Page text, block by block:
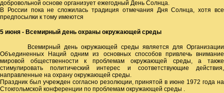
добровольной основе организует ежегодный День Солнца.
В России пока не сложилась традиция отмечания Дня Солнца, хотя все
предпосылки к тому имеются
5 июня - Всемирный день охраны окружающей среды
Всемирный день окружающей среды является для Организации
Объединенных Наций одним из основных способов привлечь внимание
мировой общественности к проблемам окружающей среды, а также
стимулировать политический интерес и соответствующие действия,
направленные на охрану окружающей среды.
Праздник был учрежден согласно резолюции, принятой в июне 1972 года на
Стокгольмской конференции по проблемам окружающей среды .